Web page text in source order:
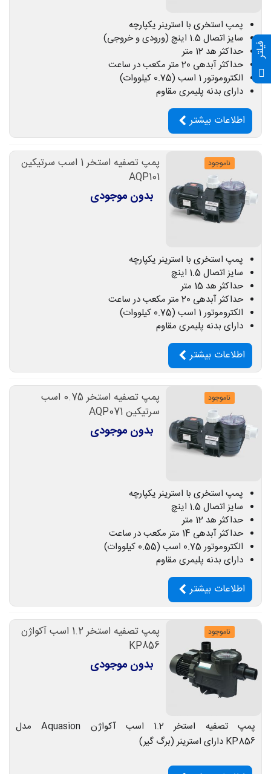
پمپ استخری با استرینر یکپارچه
سایز اتصال 1.5 اینچ (ورودی و خروجی)
حداکثر هد 12 متر
حداکثر آبدهی 20 متر مکعب در ساعت
الکتروموتور 1 اسب (0.75 کیلووات)
دارای بدنه پلیمری مقاوم
اطلاعات بیشتر
ناموجود
پمپ تصفیه استخر 1 اسب سرتیکین
AQP101
بدون موجودی
پمپ استخری با استرینر یکپارچه
سایز اتصال 1.5 اینچ
حداکثر هد 15 متر
حداکثر آبدهی 20 متر مکعب در ساعت
الکتروموتور 1 اسب (0.75 کیلووات)
دارای بدنه پلیمری مقاوم
اطلاعات بیشتر
ناموجود
پمپ تصفیه استخر 0.75 اسب
سرتیکین AQP071
بدون موجودی
پمپ استخری با استرینر یکپارچه
سایز اتصال 1.5 اینچ
حداکثر هد 12 متر
حداکثر آبدهی 14 متر مکعب در ساعت
الکتروموتور 0.75 اسب (0.55 کیلووات)
دارای بدنه پلیمری مقاوم
اطلاعات بیشتر
ناموجود
پمپ تصفیه استخر 1.2 اسب آکواژن
KP856
بدون موجودی
پمپ تصفیه استخر 1.2 اسب آکواژن Aquasion مدل
KP856 دارای استرینر (برگ گیر)
فیلتر